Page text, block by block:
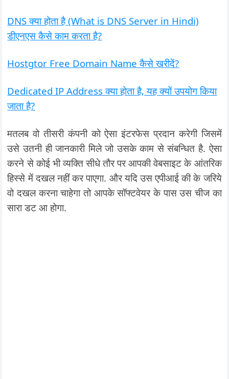
DNS क्या होता है (What is DNS Server in Hindi)
डीएनएस कैसे काम करता है?
Hostgtor Free Domain Name कैसे खरीदें?
Dedicated IP Address क्या होता है, यह क्यों उपयोग किया
जाता है?
मतलब वो तीसरी कंपनी को ऐसा इंटरफेस प्रदान करेगी जिसमें
उसे उतनी ही जानकारी मिले जो उसके काम से संबन्धित है.ऐसा
करने से कोई भी व्यक्ति सीधे तौर पर आपकी वेबसाइट के आंतरिक
हिस्से में दखल नहीं कर पाएगा. और यदि उस एपीआई की के जरिये
वो दखल करना चाहेगा तो आपके सॉफ्टवेयर के पास उस चीज का
सारा डट आ होगा.